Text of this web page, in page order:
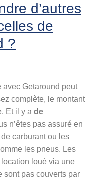
d’autres
de
?
avec Getaround peut
complète, le montant
Et il y a de
n’êtes pas assuré en
carburant ou les
les pneus. Les
loué via une
sont pas couverts par